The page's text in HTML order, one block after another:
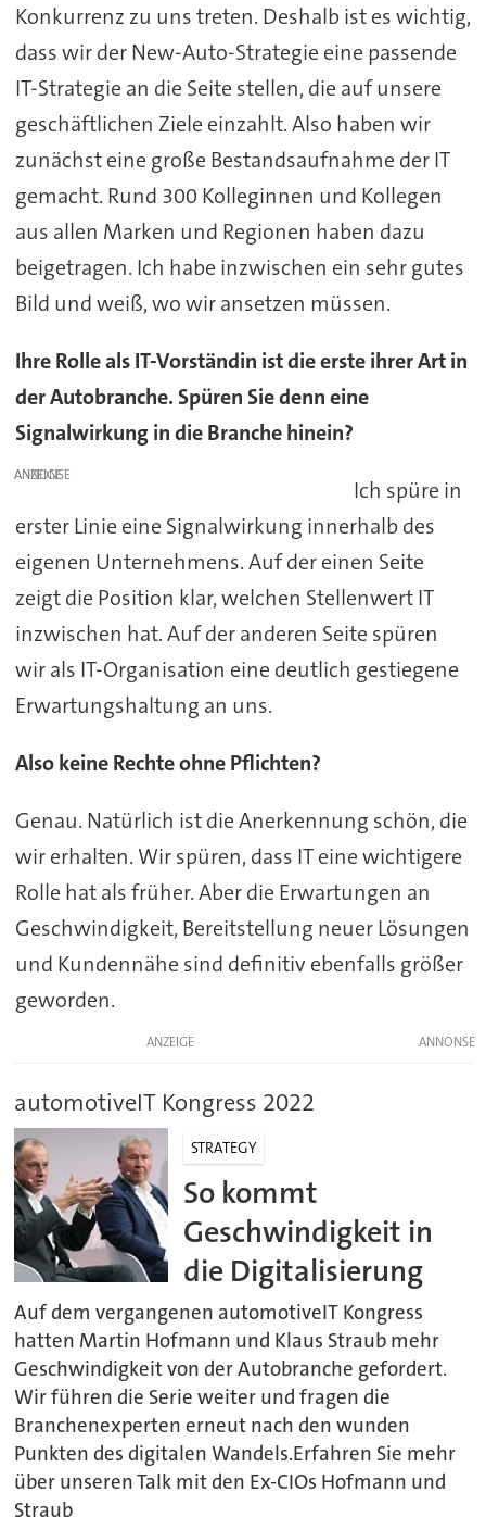
Konkurrenz zu uns treten. Deshalb ist es wichtig,
dass wir der New-Auto-Strategie eine passende
IT-Strategie an die Seite stellen, die auf unsere
geschäftlichen Ziele einzahlt. Also haben wir
zunächst eine große Bestandsaufnahme der IT
gemacht. Rund 300 Kolleginnen und Kollegen
aus allen Marken und Regionen haben dazu
beigetragen. Ich habe inzwischen ein sehr gutes
Bild und weiß, wo wir ansetzen müssen.
Ihre Rolle als IT-Vorständin ist die erste ihrer Art in
der Autobranche. Spüren Sie denn eine
Signalwirkung in die Branche hinein?
ANZEIGE
Ich spüre in
erster Linie eine Signalwirkung innerhalb des
eigenen Unternehmens. Auf der einen Seite
zeigt die Position klar, welchen Stellenwert IT
inzwischen hat. Auf der anderen Seite spüren
wir als IT-Organisation eine deutlich gestiegene
Erwartungshaltung an uns.
Also keine Rechte ohne Pflichten?
Genau. Natürlich ist die Anerkennung schön, die
wir erhalten. Wir spüren, dass IT eine wichtigere
Rolle hat als früher. Aber die Erwartungen an
Geschwindigkeit, Bereitstellung neuer Lösungen
und Kundennähe sind definitiv ebenfalls größer
geworden.
ANZEIGE
automotiveIT Kongress 2022
STRATEGY
So kommt
Geschwindigkeit in
die Digitalisierung
Auf dem vergangenen automotiveIT Kongress
hatten Martin Hofmann und Klaus Straub mehr
Geschwindigkeit von der Autobranche gefordert.
Wir führen die Serie weiter und fragen die
Branchenexperten erneut nach den wunden
Punkten des digitalen Wandels.Erfahren Sie mehr
über unseren Talk mit den Ex-CIOs Hofmann und
Straub